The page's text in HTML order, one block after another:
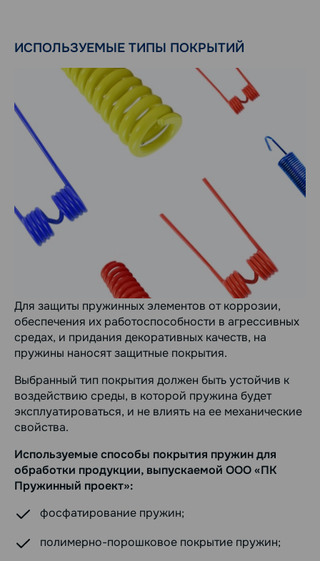
ИСПОЛЬЗУЕМЫЕ ТИПЫ ПОКРЫТИЙ
Для защиты пружинных элементов от коррозии,
обеспечения их работоспособности в агрессивных
средах, и придания декоративных качеств, на
пружины наносят защитные покрытия.
Выбранный тип покрытия должен быть устойчив к
воздействию среды, в которой пружина будет
эксплуатироваться, и не влиять на ее механические
свойства.
Используемые способы покрытия пружин для
обработки продукции, выпускаемой ООО «ПК
Пружинный проект»:
фосфатирование пружин;
полимерно-порошковое покрытие пружин;